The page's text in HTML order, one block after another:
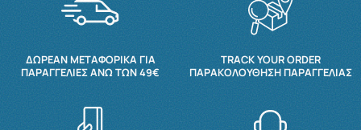
ΔΩΡΕΆΝ ΜΕΤΑΦΟΡΙΚΆ ΓΙΑ
ΠΑΡΑΓΓΕΛΊΕΣ ΆΝΩ ΤΩΝ 49€
TRACK YOUR ORDER
ΠΑΡΑΚΟΛΟΎΘΗΣΗ ΠΑΡΑΓΓΕΛΊΑΣ